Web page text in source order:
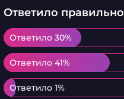
Ответило правильно
Ответило 30%
Ответило 30%
Ответило 41%
Ответило 41%
Ответило 1%
Ответило 1%